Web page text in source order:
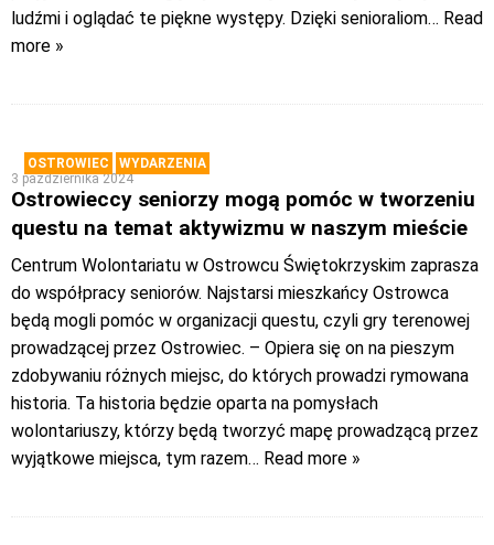
ludźmi i oglądać te piękne występy. Dzięki senioraliom… Read
more »
OSTROWIEC
WYDARZENIA
3 października 2024
Ostrowieccy seniorzy mogą pomóc w tworzeniu
questu na temat aktywizmu w naszym mieście
Centrum Wolontariatu w Ostrowcu Świętokrzyskim zaprasza
do współpracy seniorów. Najstarsi mieszkańcy Ostrowca
będą mogli pomóc w organizacji questu, czyli gry terenowej
prowadzącej przez Ostrowiec. – Opiera się on na pieszym
zdobywaniu różnych miejsc, do których prowadzi rymowana
historia. Ta historia będzie oparta na pomysłach
wolontariuszy, którzy będą tworzyć mapę prowadzącą przez
wyjątkowe miejsca, tym razem… Read more »